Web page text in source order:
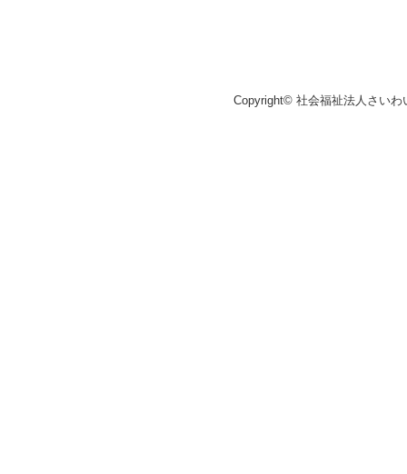
Copyright© 社会福祉法人さい